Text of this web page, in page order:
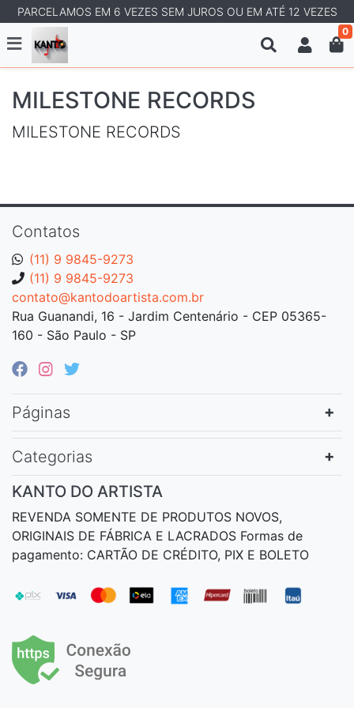
PARCELAMOS EM 6 VEZES SEM JUROS OU EM ATÉ 12 VEZES
0
MILESTONE RECORDS
MILESTONE RECORDS
Contatos
(11) 9 9845-9273
(11) 9 9845-9273
contato@kantodoartista.com.br
Rua Guanandi, 16 - Jardim Centenário - CEP 05365-
160 - São Paulo - SP
Páginas
Categorias
KANTO DO ARTISTA
REVENDA SOMENTE DE PRODUTOS NOVOS,
ORIGINAIS DE FÁBRICA E LACRADOS Formas de
pagamento: CARTÃO DE CRÉDITO, PIX E BOLETO